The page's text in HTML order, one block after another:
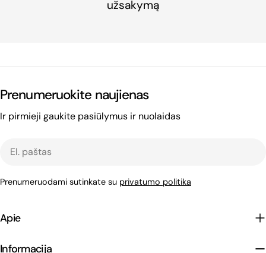
užsakymą
Prenumeruokite naujienas
Ir pirmieji gaukite pasiūlymus ir nuolaidas
paštas
Prenumeruodami sutinkate su privatumo politika
Apie
Informacija